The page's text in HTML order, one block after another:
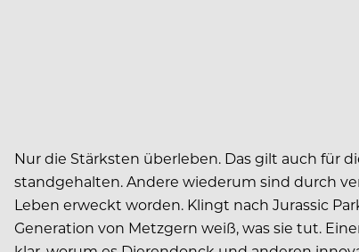
Nur die Stärksten überleben. Das gilt auch für
standgehalten. Andere wiederum sind durch
Leben erweckt worden. Klingt nach Jurassic
Generation von Metzgern weiß, was sie tut.